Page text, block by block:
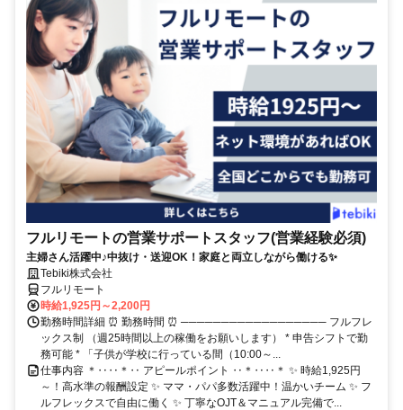
フルリモートの営業サポートスタッフ(営業経験必須)
主婦さん活躍中♪中抜け・送迎OK！家庭と両立しながら働ける✨
Tebiki株式会社
フルリモート
時給1,925円～2,200円
勤務時間詳細 ⏰ 勤務時間 ⏰ ────────────────── フルフレ
ックス制 （週25時間以上の稼働をお願いします） * 申告シフトで勤
務可能 * 「子供が学校に行っている間（10:00～...
仕事内容 ＊‥‥＊‥ アピールポイント ‥＊‥‥＊ ✨ 時給1,925円
～！高水準の報酬設定 ✨ ママ・パパ多数活躍中！温かいチーム ✨ フ
ルフレックスで自由に働く ✨ 丁寧なOJT＆マニュアル完備で...